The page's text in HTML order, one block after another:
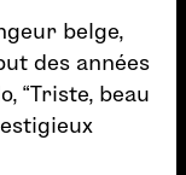
belge,
des années
“Triste, beau